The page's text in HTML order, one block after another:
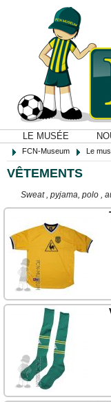
LE MUSÉE
FCN-Museum Le
VÊTEMENTS
Sweat , pyjama, polo ,